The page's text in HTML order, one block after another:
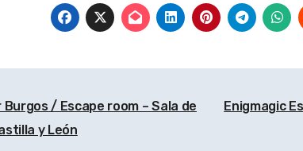
Castilla y León
Castilla y León
/ Escape room – Sala de
y León
Enigmagic